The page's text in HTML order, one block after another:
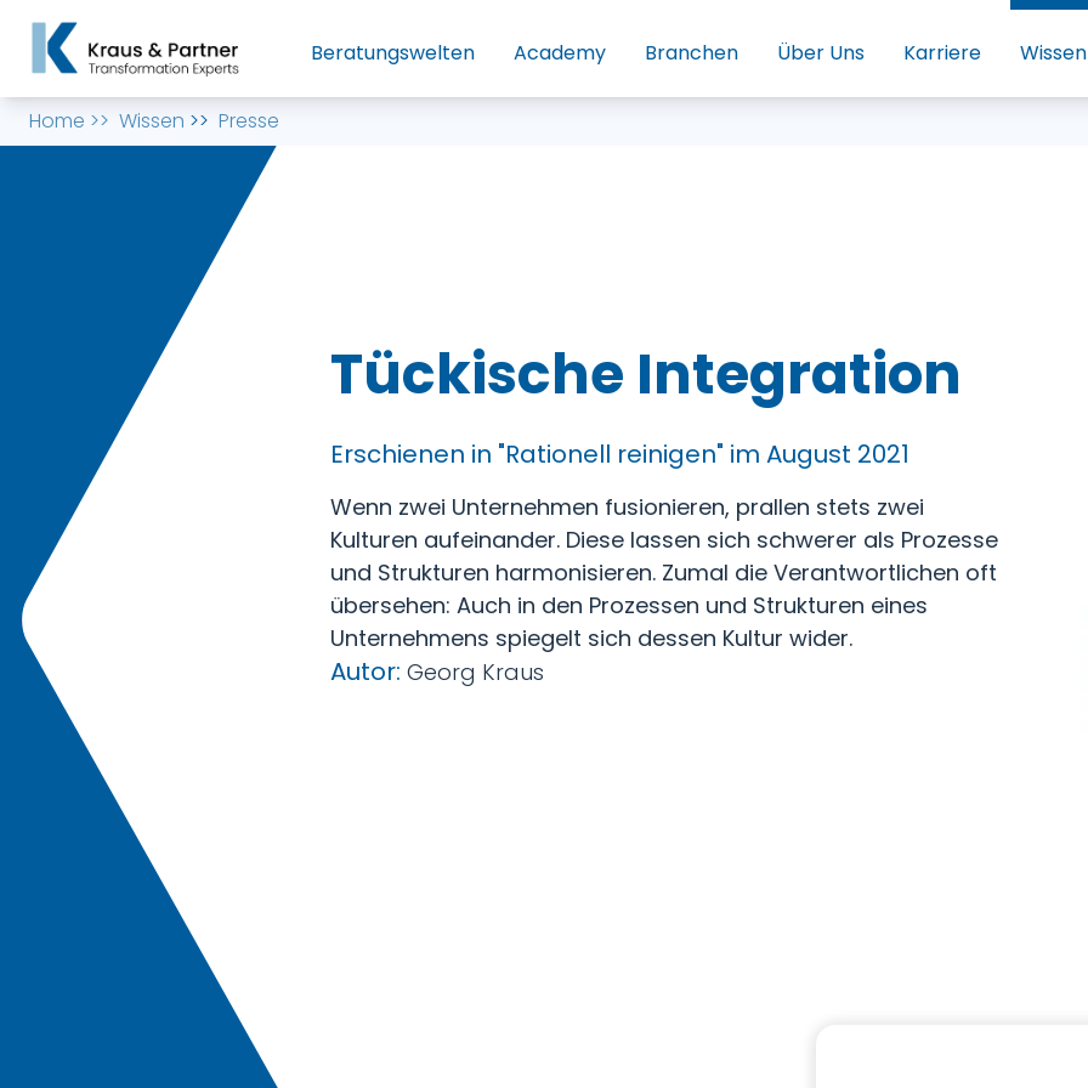
Beratungswelten Academy Branchen Über Uns Karriere Wissen
Home >> Wissen >> Presse
Tückische Integration
Erschienen in "Rationell reinigen" im August 2021
Wenn zwei Unternehmen fusionieren, prallen stets zwei
Kulturen aufeinander. Diese lassen sich schwerer als Prozesse
und Strukturen harmonisieren. Zumal die Verantwortlichen oft
übersehen: Auch in den Prozessen und Strukturen eines
Unternehmens spiegelt sich dessen Kultur wider.
Autor: Georg Kraus